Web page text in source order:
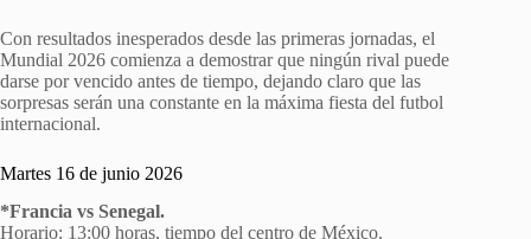
Con resultados inesperados desde las primeras jornadas, el
Mundial 2026 comienza a demostrar que ningún rival puede
darse por vencido antes de tiempo, dejando claro que las
sorpresas serán una constante en la máxima fiesta del futbol
internacional.
Martes 16 de junio 2026
*Francia vs Senegal.
Horario: 13:00 horas, tiempo del centro de México.